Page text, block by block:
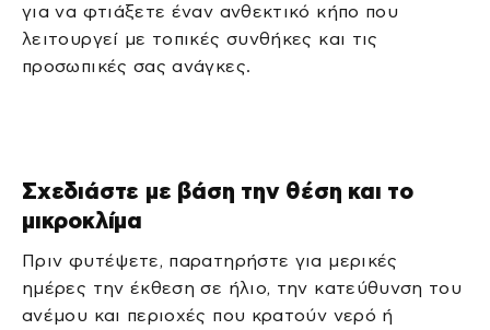
για να φτιάξετε έναν ανθεκτικό κήπο που
λειτουργεί με τοπικές συνθήκες και τις
προσωπικές σας ανάγκες.
Σχεδιάστε με βάση την θέση και το
μικροκλίμα
Πριν φυτέψετε, παρατηρήστε για μερικές
ημέρες την έκθεση σε ήλιο, την κατεύθυνση του
ανέμου και περιοχές που κρατούν νερό ή